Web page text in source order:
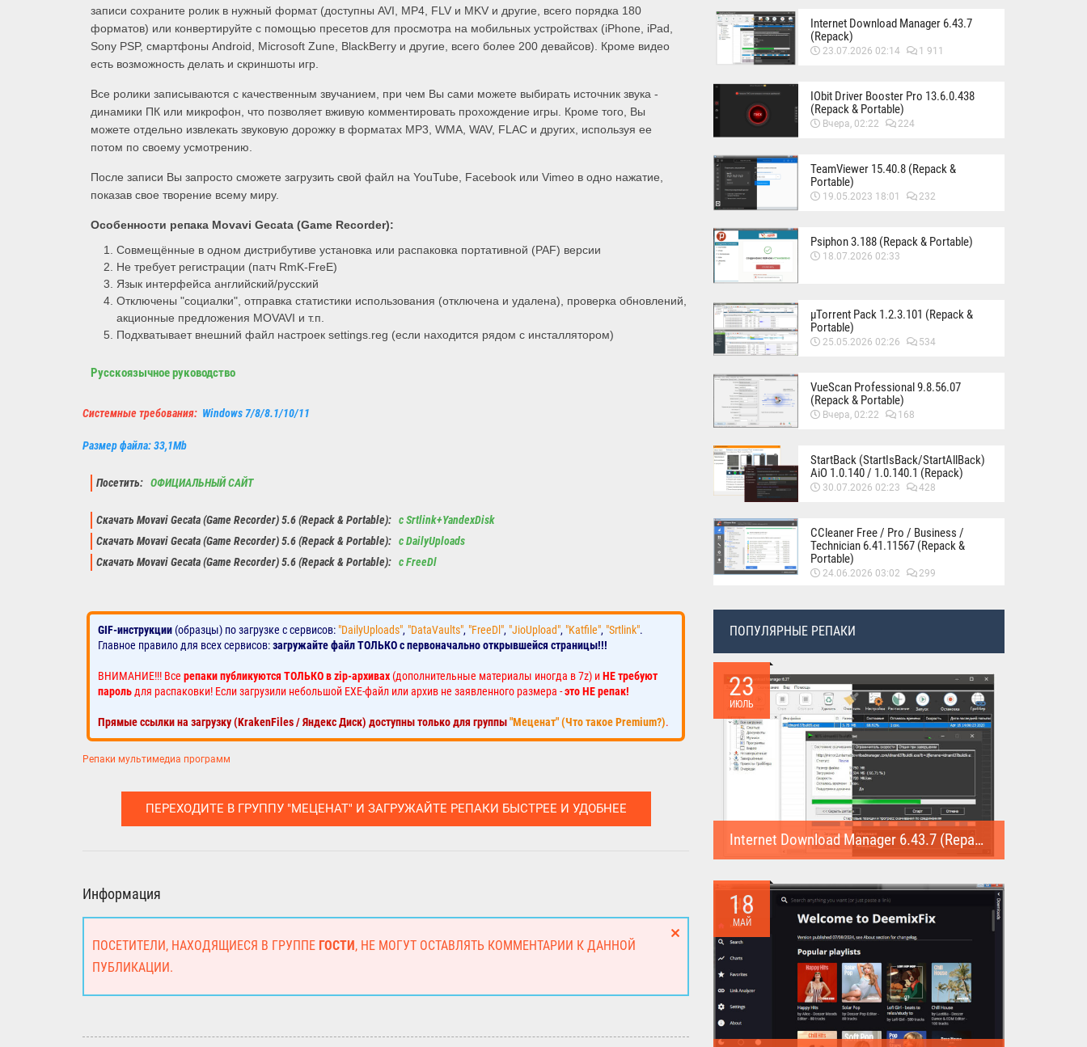
записи сохраните ролик в нужный формат (доступны AVI, MP4, FLV и MKV и другие, всего порядка 180
форматов) или конвертируйте с помощью пресетов для просмотра на мобильных устройствах (iPhone, iPad,
Sony PSP, смартфоны Android, Microsoft Zune, BlackBerry и другие, всего более 200 девайсов). Кроме видео
есть возможность делать и скриншоты игр.
Все ролики записываются с качественным звучанием, при чем Вы сами можете выбирать источник звука -
динамики ПК или микрофон, что позволяет вживую комментировать прохождение игры. Кроме того, Вы
можете отдельно извлекать звуковую дорожку в форматах MP3, WMA, WAV, FLAC и других, используя ее
потом по своему усмотрению.
После записи Вы запросто сможете загрузить свой файл на YouTube, Facebook или Vimeo в одно нажатие,
показав свое творение всему миру.
Особенности репака Movavi Gecata (Game Recorder):
Совмещённые в одном дистрибутиве установка или распаковка портативной (PAF) версии
Не требует регистрации (патч RmK-FreE)
Язык интерфейса английский/русский
Отключены "социалки", отправка статистики использования (отключена и удалена), проверка обновлений,
акционные предложения MOVAVI и т.п.
Подхватывает внешний файл настроек settings.reg (если находится рядом с инсталлятором)
Русскоязычное руководство
Системные требования: Windows 7/8/8.1/10/11
Размер файла: 33,1Mb
Посетить: ОФИЦИАЛЬНЫЙ САЙТ
Скачать Movavi Gecata (Game Recorder) 5.6 (Repack & Portable): с Srtlink+YandexDisk
Скачать Movavi Gecata (Game Recorder) 5.6 (Repack & Portable): с DailyUploads
Скачать Movavi Gecata (Game Recorder) 5.6 (Repack & Portable): с FreeDl
GIF-инструкции (образцы) по загрузке с сервисов: "DailyUploads", "DataVaults", "FreeDl", "JioUpload", "Katfile", "Srtlink".
Главное правило для всех сервисов:загружайте файл ТОЛЬКО с первоначально открывшейся страницы!!!
ВНИМАНИЕ!!! Все репаки публикуются ТОЛЬКО в zip-архивах(дополнительные материалы иногда в 7z) иНЕ требуют
пароль для распаковки! Если загрузили небольшой EXE-файл или архив не заявленного размера -это НЕ репак!
Прямые ссылки на загрузку (KrakenFiles / Яндекс Диск) доступны только для группы"Меценат" (Что такое Premium?).
Репаки мультимедиа программ
ПЕРЕХОДИТЕ В ГРУППУ "МЕЦЕНАТ" И ЗАГРУЖАЙТЕ РЕПАКИ БЫСТРЕЕ И УДОБНЕЕ
Информация
ПОСЕТИТЕЛИ, НАХОДЯЩИЕСЯ В ГРУППЕ ГОСТИ, НЕ МОГУТ ОСТАВЛЯТЬ КОММЕНТАРИИ К ДАННОЙ
ПУБЛИКАЦИИ.
Internet Download Manager 6.43.7
(Repack)
23.07.2026 02:14 1 911
IObit Driver Booster Pro 13.6.0.438
(Repack & Portable)
Вчера, 02:22 224
TeamViewer 15.40.8 (Repack &
Portable)
19.05.2023 18:01 232
Psiphon 3.188 (Repack & Portable)
18.07.2026 02:33
µTorrent Pack 1.2.3.101 (Repack &
Portable)
25.05.2026 02:26 534
VueScan Professional 9.8.56.07
(Repack & Portable)
Вчера, 02:22 168
StartBack (StartIsBack/StartAllBack)
AiO 1.0.140 / 1.0.140.1 (Repack)
30.07.2026 02:23 428
CCleaner Free / Pro / Business /
Technician 6.41.11567 (Repack &
Portable)
24.06.2026 03:02 299
ПОПУЛЯРНЫЕ РЕПАКИ
23
ИЮЛЬ
Internet Download Manager 6.43.7 (Repack)
предназначена для...
18
МАЙ